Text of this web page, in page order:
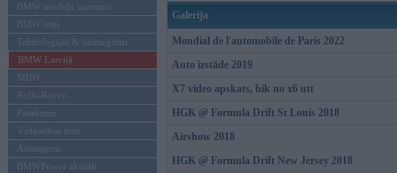
BMW modeļu jaunumi
BMW testi
Tehnoloģijas & sasniegumi
BMW Latvijā
MINI
Rolls-Royce
Pasākumi
Vadāmības tests
Autosports
BMWPower aktuāli
Galerija
Mondial de l'automobile de Paris 2022
Auto izstāde 2019
X7 video apskats, bik no x6 utt
HGK @ Formula Drift St Louis 2018
Airshow 2018
HGK @ Formula Drift New Jersey 2018